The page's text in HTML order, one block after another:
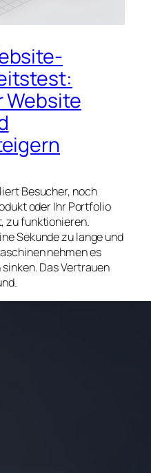
Website
Besucher, noch
oder Ihr Portfolio
zu funktionieren.
Sekunde zu lange und
nehmen es
Das Vertrauen